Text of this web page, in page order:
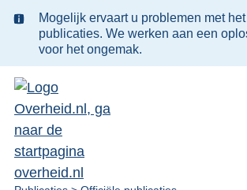
Ter
informatie:
Mogelijk ervaart u problemen met
publicaties. We werken aan een
voor het ongemak.